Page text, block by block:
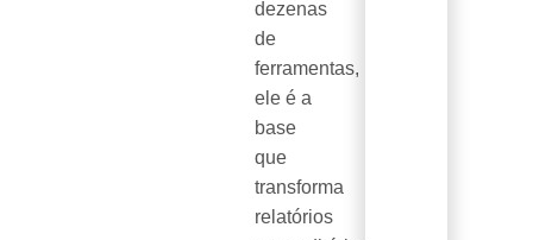
dezenas
de
ferramentas,
ele é a
base
que
transforma
relatórios